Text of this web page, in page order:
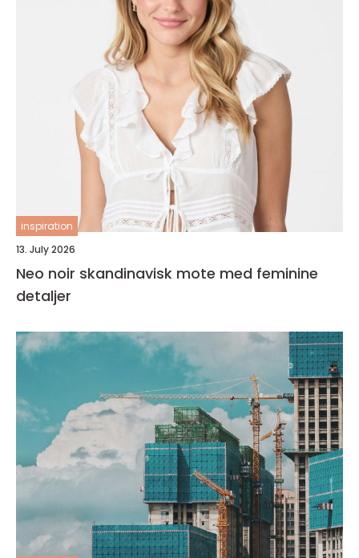
inspiration
13. July 2026
Neo noir skandinavisk mote med feminine
detaljer